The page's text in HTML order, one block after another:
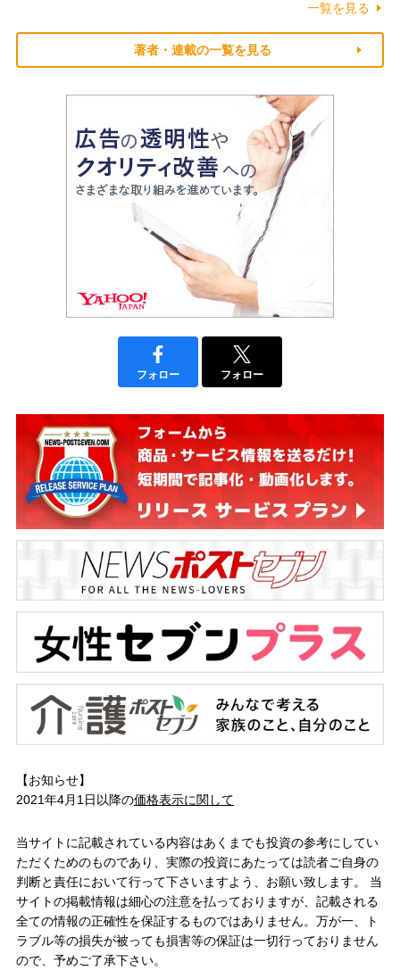
一覧を見る
著者・連載の一覧を見る
フォロー フォロー
【お知らせ】
2021年4月1日以降の価格表示に関して
当サイトに記載されている内容はあくまでも投資の参考にしてい
ただくためのものであり、実際の投資にあたっては読者ご自身の
判断と責任において行って下さいますよう、お願い致します。 当
サイトの掲載情報は細心の注意を払っておりますが、記載される
全ての情報の正確性を保証するものではありません。万が一、ト
ラブル等の損失が被っても損害等の保証は一切行っておりません
ので、予めご了承下さい。